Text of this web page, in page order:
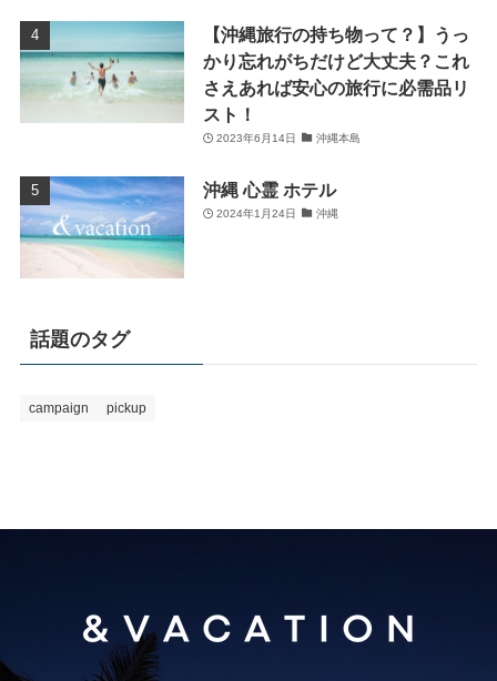
【沖縄旅行の持ち物って？】うっ
かり忘れがちだけど大丈夫？これ
さえあれば安心の旅行に必需品リ
スト！
2023年6月14日 沖縄本島
沖縄 心霊 ホテル
2024年1月24日 沖縄
話題のタグ
campaign pickup